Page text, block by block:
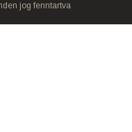
jog fenntartva